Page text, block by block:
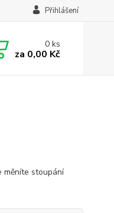
Přihlášení
0ks
za 0,00 Kč
měníte stoupání